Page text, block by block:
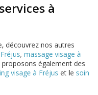
à
découvrez nos autres
, massage visage à
proposons également des
visage à Fréjus et le soin